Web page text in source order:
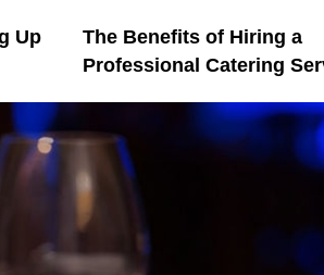
Up
The Benefits of Hiring a
Professional Catering